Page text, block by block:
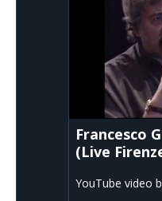
Francesco
(Live
YouTube video